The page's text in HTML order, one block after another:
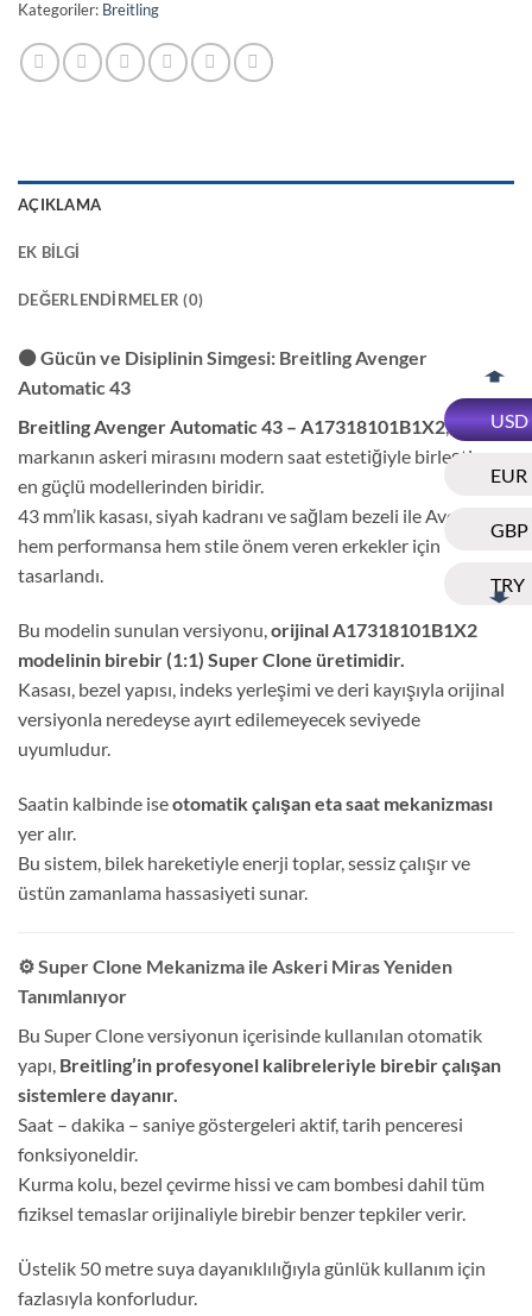
USD
EUR
GBP
TRY
Kategoriler: Breitling
AÇIKLAMA
EK BILGI
DEĞERLENDIRMELER (0)
⚫ Gücün ve Disiplinin Simgesi: Breitling Avenger
Automatic 43
Breitling Avenger Automatic 43 – A17318101B1X2,
markanın askeri mirasını modern saat estetiğiyle birleştiren
en güçlü modellerinden biridir.
43 mm’lik kasası, siyah kadranı ve sağlam bezeli ile Avenger,
hem performansa hem stile önem veren erkekler için
tasarlandı.
Bu modelin sunulan versiyonu,orijinal A17318101B1X2
modelinin birebir (1:1) Super Clone üretimidir.
Kasası, bezel yapısı, indeks yerleşimi ve deri kayışıyla orijinal
versiyonla neredeyse ayırt edilemeyecek seviyede
uyumludur.
Saatin kalbinde iseotomatik çalışan eta saat mekanizması
yer alır.
Bu sistem, bilek hareketiyle enerji toplar, sessiz çalışır ve
üstün zamanlama hassasiyeti sunar.
⚙️ Super Clone Mekanizma ile Askeri Miras Yeniden
Tanımlanıyor
Bu Super Clone versiyonun içerisinde kullanılan otomatik
yapı, Breitling’in profesyonel kalibreleriyle birebir çalışan
sistemlere dayanır.
Saat – dakika – saniye göstergeleri aktif, tarih penceresi
fonksiyoneldir.
Kurma kolu, bezel çevirme hissi ve cam bombesi dahil tüm
fiziksel temaslar orijinaliyle birebir benzer tepkiler verir.
Üstelik 50 metre suya dayanıklılığıyla günlük kullanım için
fazlasıyla konforludur.